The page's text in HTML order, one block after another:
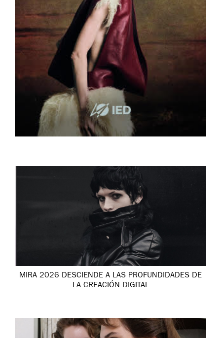
MIRA 2026 DESCIENDE A LAS PROFUNDIDADES DE
LA CREACIÓN DIGITAL